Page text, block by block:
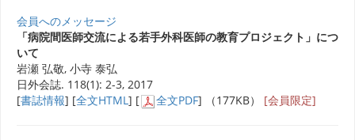
会員へのメッセージ
「病院間医師交流による若手外科医師の教育プロジェクト」につ
いて
岩瀬 弘敬, 小寺 泰弘
日外会誌. 118(1): 2-3, 2017
[書誌情報] [全文HTML ] [ 全文PDF] （177KB） [会員限定]